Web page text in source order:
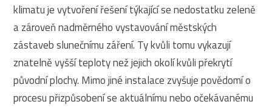
klimatu je vytvoření řešení týkající se nedostatku zeleně
a zároveň nadměrného vystavování městských
zástaveb slunečnímu záření. Ty kvůli tomu vykazují
znatelně vyšší teploty než jejich okolí kvůli překrytí
původní plochy. Mimo jiné instalace zvyšuje povědomí o
procesu přizpůsobení se aktuálnímu nebo očekávanému